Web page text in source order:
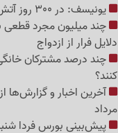
یونیسف: در 300 روز آتش‌بس غزه، 300 کودک جان باختند
دلایل فرار از ازدواج
چند درصد مشترکان
کنند؟
مرداد